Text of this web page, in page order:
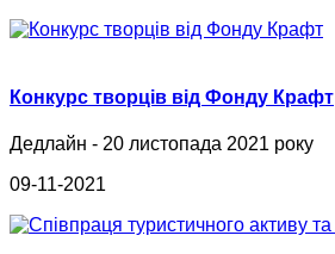
Конкурс творців від Фонду Крафт
Дедлайн - 20 листопада 2021 року
09-11-2021